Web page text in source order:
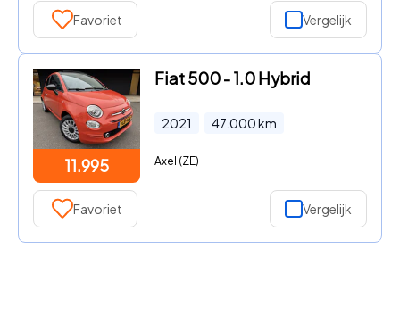
Favoriet Vergelijk
11.995
Fiat 500 - 1.0 Hybrid
2021 47.000km
Axel (ZE)
Favoriet Vergelijk